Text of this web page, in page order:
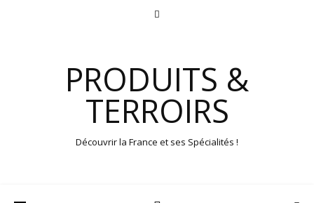
PRODUITS &
TERROIRS
Découvrir la France et ses Spécialités !